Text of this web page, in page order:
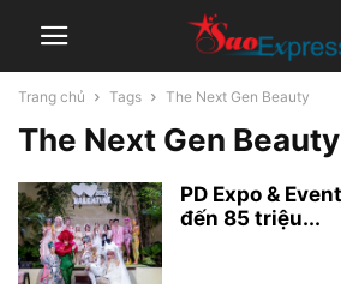
Trang chủ Tags The Next Gen Beauty
The Next Gen Beauty
PD Expo &
đến 85 triệu...